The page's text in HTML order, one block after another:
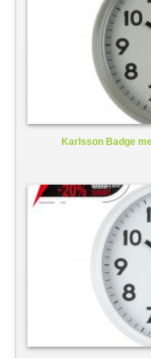
Karlsson Badge